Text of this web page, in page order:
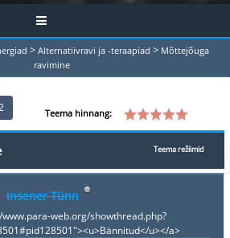
> Alternatiivravi ja -teraapiad > Mõttejõuga
ravimine
Teema hinnang:
Teema režiimid
insener Tünn
web.org/showthread.php?
u></a>